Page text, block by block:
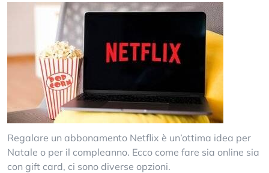
Regalare un abbonamento Netflix è un’ottima idea per
Natale o per il compleanno. Ecco come fare sia online sia
con gift card, ci sono diverse opzioni.